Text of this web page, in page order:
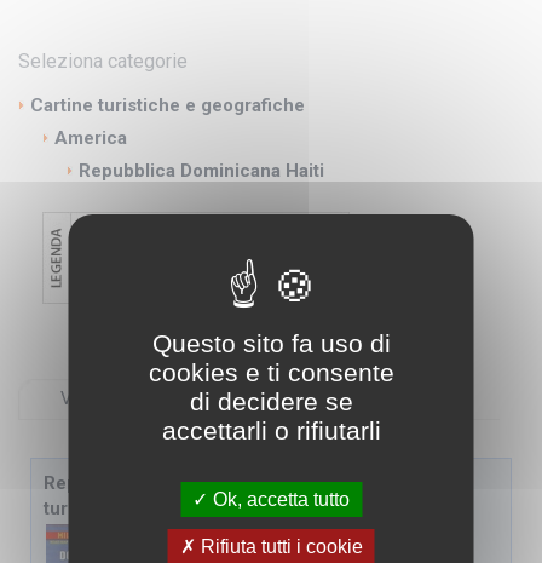
Seleziona categorie
Cartine turistiche e geografiche
America
Repubblica Dominicana Haiti
Vista testuale Vista con immagini
Repubblica Dominicana Haiti - carta geografica
turistica e stradale
Produttore:Hildebrand's
Questo sito fa uso di
cookies e ti consente
di decidere se
accettarli o rifiutarli
Ok, accetta tutto
Rifiuta tutti i cookie